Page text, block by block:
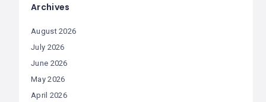
Archives
August 2026
July 2026
June 2026
May 2026
April 2026